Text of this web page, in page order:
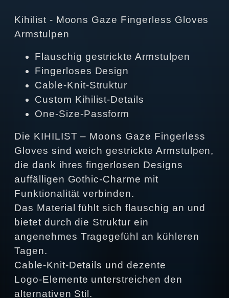
Kihilist - Moons Gaze Fingerless Gloves
Armstulpen
Flauschig gestrickte Armstulpen
Fingerloses Design
Cable‑Knit‑Struktur
Custom Kihilist‑Details
One‑Size‑Passform
Die KIHILIST – Moons Gaze Fingerless
Gloves sind weich gestrickte Armstulpen,
die dank ihres fingerlosen Designs
auffälligen Gothic‑Charme mit
Funktionalität verbinden.
Das Material fühlt sich flauschig an und
bietet durch die Struktur ein
angenehmes Tragegefühl an kühleren
Tagen.
Cable‑Knit‑Details und dezente
Logo‑Elemente unterstreichen den
alternativen Stil.